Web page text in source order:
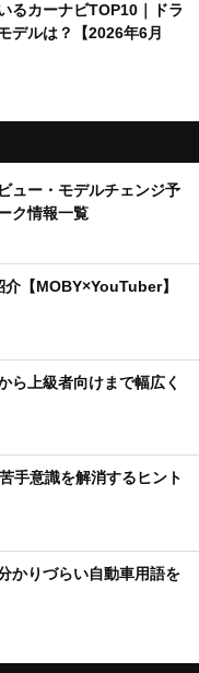
るカーナビTOP10｜ドラ
デルは？【2026年6月
ュー・モデルチェンジ予
ク情報一覧
【MOBY×YouTuber】
ら上級者向けまで幅広く
手意識を解消するヒント
かりづらい自動車用語を